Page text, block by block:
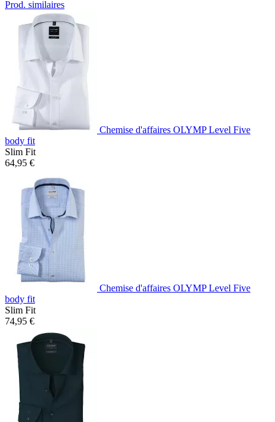
Prod. similaires
Chemise d'affaires OLYMP Level Five
body fit
Slim Fit
64,95 €
Chemise d'affaires OLYMP Level Five
body fit
Slim Fit
74,95 €